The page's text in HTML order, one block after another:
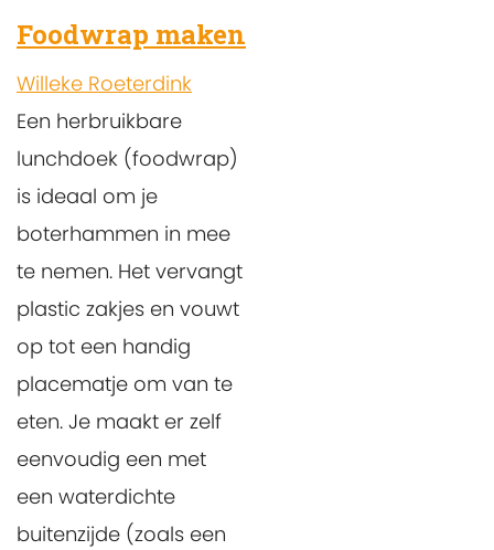
Foodwrap maken
Willeke Roeterdink
Een herbruikbare
lunchdoek (foodwrap)
is ideaal om je
boterhammen in mee
te nemen. Het vervangt
plastic zakjes en vouwt
op tot een handig
placematje om van te
eten. Je maakt er zelf
eenvoudig een met
een waterdichte
buitenzijde (zoals een